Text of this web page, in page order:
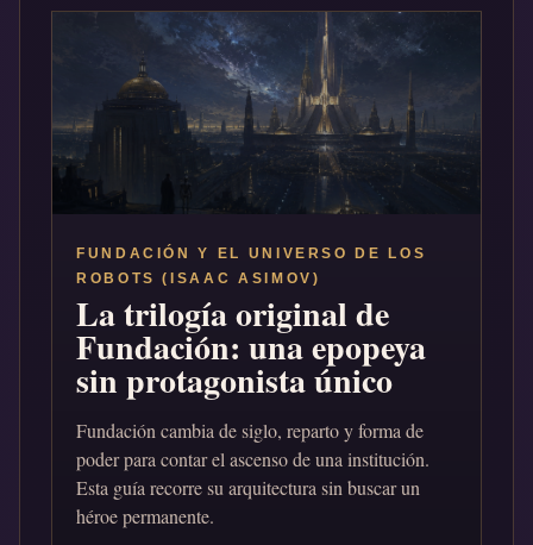
FUNDACIÓN Y EL UNIVERSO DE LOS
ROBOTS (ISAAC ASIMOV)
La trilogía original de
Fundación: una epopeya
sin protagonista único
Fundación cambia de siglo, reparto y forma de
poder para contar el ascenso de una institución.
Esta guía recorre su arquitectura sin buscar un
héroe permanente.